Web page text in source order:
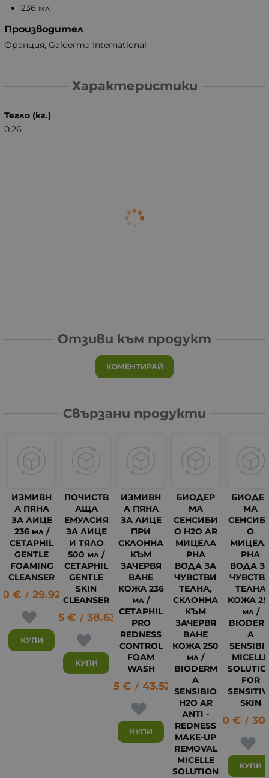
236 мл
Производител
Франция, Galderma International
Характеристики
Тегло (кг.)
0.26
Отзиви към продукт
КОМЕНТИРАЙ
Свързани продукти
ИЗМИВН
А ПЯНА
ЗА ЛИЦЕ
236 мл /
CETAPHIL
GENTLE
FOAMING
CLEANSER
€ / 29.92 лв.
КУПИ
ПОЧИСТВ
АЩА
ЕМУЛСИЯ
ЗА ЛИЦЕ
И ТЯЛО
500 мл /
CETAPHIL
GENTLE
SKIN
CLEANSER
19.75 € / 38.63 лв.
КУПИ
ИЗМИВН
А ПЯНА
ЗА ЛИЦЕ
ПРИ
СКЛОННА
КЪМ
ЗАЧЕРВЯ
ВАНЕ
КОЖА 236
мл /
CETAPHIL
PRO
REDNESS
CONTROL
FOAM
WASH
22.25 € / 43.52 лв.
КУПИ
БИОДЕР
МА
СЕНСИБИ
О H2O AR
МИЦЕЛА
РНА
ВОДА ЗА
ЧУВСТВИ
ТЕЛНА,
СКЛОННА
КЪМ
ЗАЧЕРВЯ
ВАНЕ
КОЖА 250
мл /
BIODERM
A
SENSIBIO
H2O AR
ANTI -
REDNESS
MAKE-UP
REMOVAL
MICELLE
SOLUTION
МА
О
РНА
ВОДА
ТЕЛНА
КОЖА
мл /
A
MICELLE
FOR
SKIN
15.70 € /
КУПИ